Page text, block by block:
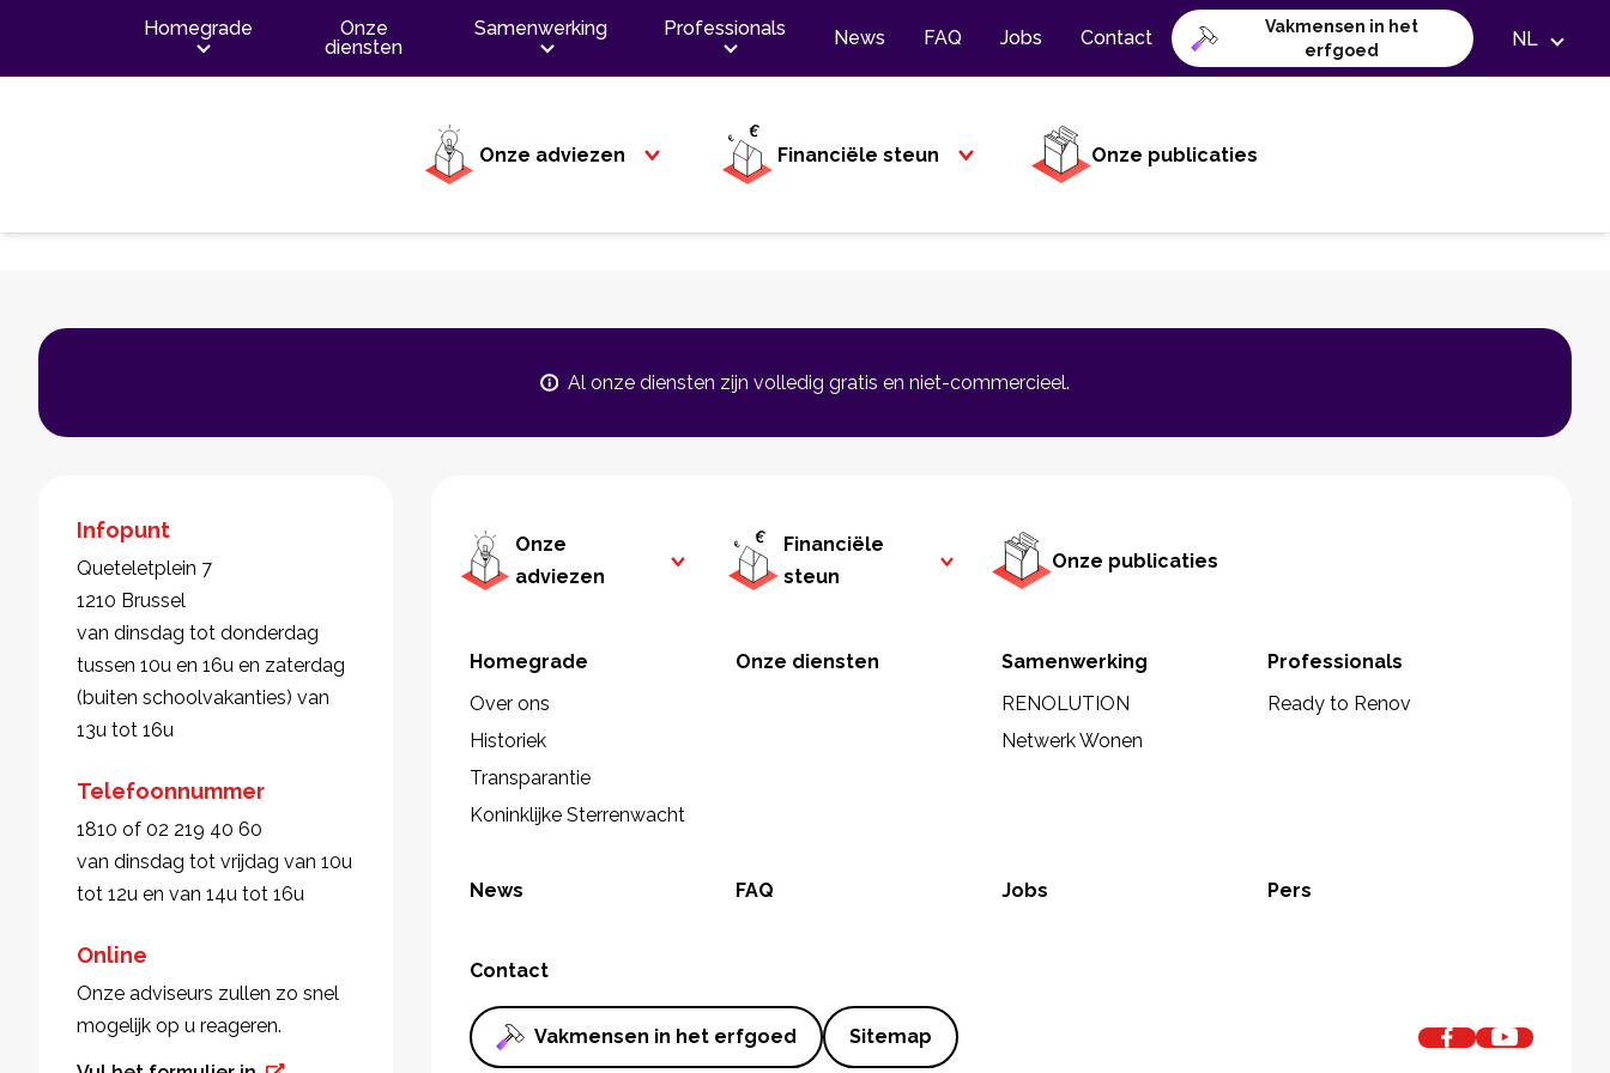
Homegrade
Onze
diensten
Samenwerking Professionals News FAQ Jobs Contact
Vakmensen in het
erfgoed
NL
Onze adviezen Financiële steun Onze publicaties
Al onze diensten zijn volledig gratis en niet-commercieel.
Infopunt
Queteletplein 7
1210 Brussel
van dinsdag tot donderdag
tussen 10u en 16u en zaterdag
(buiten schoolvakanties) van
13u tot 16u
Telefoonnummer
1810 of 02 219 40 60
van dinsdag tot vrijdag van 10u
tot 12u en van 14u tot 16u
Online
Onze adviseurs zullen zo snel
mogelijk op u reageren.
Onze
adviezen
Financiële
steun
Onze publicaties
Homegrade
Over ons
Historiek
Transparantie
Koninklijke Sterrenwacht
Onze diensten
Samenwerking
RENOLUTION
Netwerk Wonen
Professionals
Ready to Renov
News FAQ Jobs Pers
Contact
Vakmensen in het erfgoed Sitemap